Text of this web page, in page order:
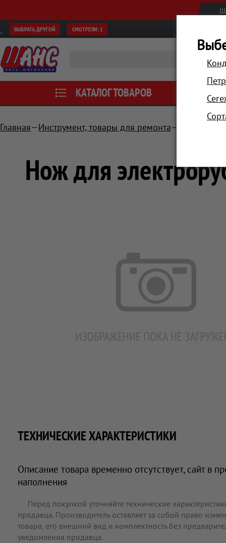
ВЫБРАТЬ ДРУГОЙ СМОТРЕЛИ: 1
КАТАЛОГ ТОВАРОВ АКЦИИ
Главная Инструмент, товары для ремонта
Нож для
ТЕХНИЧЕСКИЕ ХАРАКТЕРИСТИКИ
Описание товара временно отсутствует, сайт в
наполнения
Перед покупкой уточняйте технические
продавца. Производитель оставляет за собой право
товара, его внешний вид и комплектность без
уведомления продавца.